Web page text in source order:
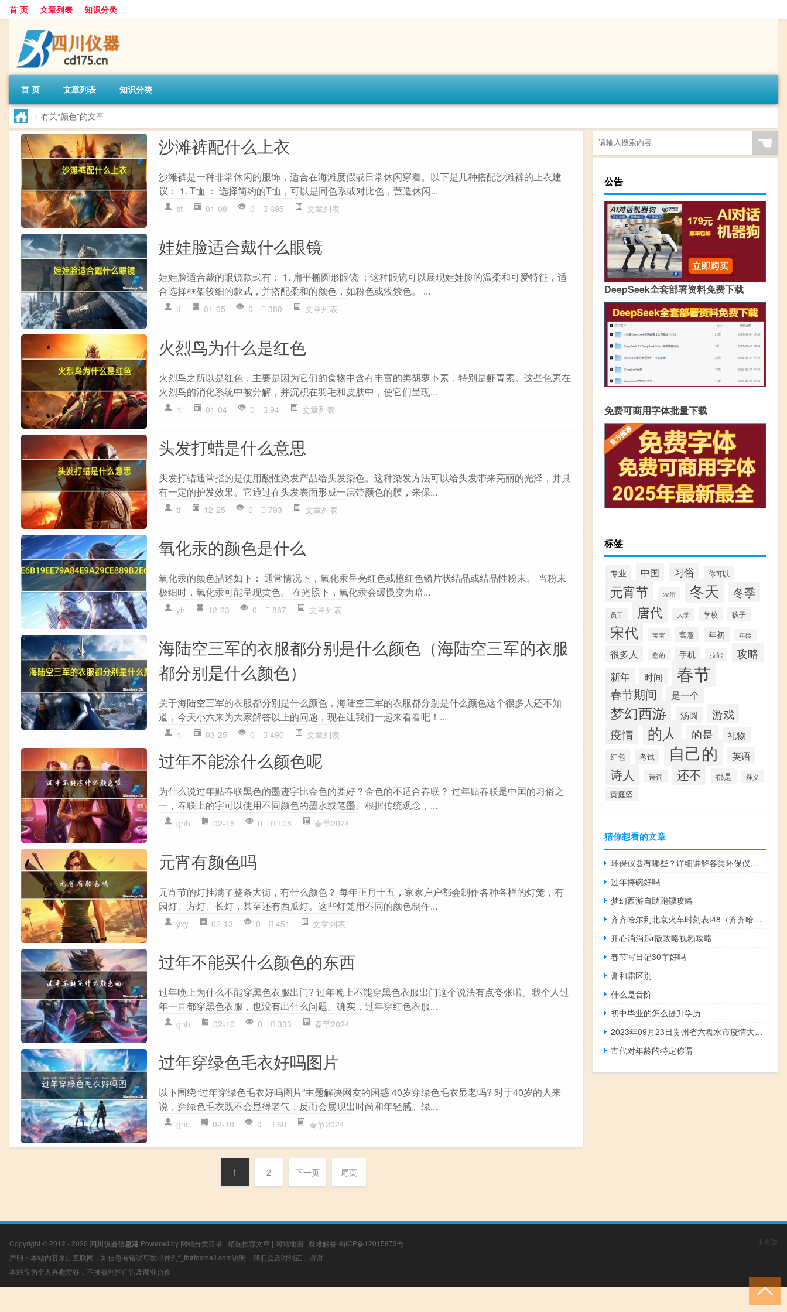
首 页 文章列表 知识分类
首 页 文章列表 知识分类
> 有关“颜色”的文章
沙滩裤配什么上衣
沙滩裤是一种非常休闲的服饰，适合在海滩度假或日常休闲穿着。以下是几种搭配沙滩裤的上衣建
议： 1. T恤 ： 选择简约的T恤，可以是同色系或对比色，营造休闲...
st 01-08 0 695 文章列表
娃娃脸适合戴什么眼镜
娃娃脸适合戴的眼镜款式有： 1. 扁平椭圆形眼镜 ：这种眼镜可以展现娃娃脸的温柔和可爱特征，适
合选择框架较细的款式，并搭配柔和的颜色，如粉色或浅紫色。 ...
tt 01-05 0 380 文章列表
火烈鸟为什么是红色
火烈鸟之所以是红色，主要是因为它们的食物中含有丰富的类胡萝卜素，特别是虾青素。这些色素在
火烈鸟的消化系统中被分解，并沉积在羽毛和皮肤中，使它们呈现...
hl 01-04 0 94 文章列表
头发打蜡是什么意思
头发打蜡通常指的是使用酸性染发产品给头发染色。这种染发方法可以给头发带来亮丽的光泽，并具
有一定的护发效果。它通过在头发表面形成一层带颜色的膜，来保...
tf 12-25 0 793 文章列表
氧化汞的颜色是什么
氧化汞的颜色描述如下： 通常情况下，氧化汞呈亮红色或橙红色鳞片状结晶或结晶性粉末。 当粉末
极细时，氧化汞可能呈现黄色。 在光照下，氧化汞会缓慢变为暗...
yh 12-23 0 887 文章列表
海陆空三军的衣服都分别是什么颜色（海陆空三军的衣服
都分别是什么颜色）
关于海陆空三军的衣服都分别是什么颜色，海陆空三军的衣服都分别是什么颜色这个很多人还不知
道，今天小六来为大家解答以上的问题，现在让我们一起来看看吧！...
hl 03-25 0 490 文章列表
过年不能涂什么颜色呢
为什么说过年贴春联黑色的墨迹字比金色的要好？金色的不适合春联？ 过年贴春联是中国的习俗之
一，春联上的字可以使用不同颜色的墨水或笔墨。根据传统观念，...
gnb 02-15 0 105 春节2024
元宵有颜色吗
元宵节的灯挂满了整条大街，有什么颜色？ 每年正月十五，家家户户都会制作各种各样的灯笼，有
园灯、方灯、长灯，甚至还有西瓜灯。这些灯笼用不同的颜色制作...
yxy 02-13 0 451 文章列表
过年不能买什么颜色的东西
过年晚上为什么不能穿黑色衣服出门? 过年晚上不能穿黑色衣服出门这个说法有点夸张啦。我个人过
年一直都穿黑色衣服，也没有出什么问题。确实，过年穿红色衣服...
gnb 02-10 0 333 春节2024
过年穿绿色毛衣好吗图片
以下围绕“过年穿绿色毛衣好吗图片”主题解决网友的困惑 40岁穿绿色毛衣显老吗? 对于40岁的人来
说，穿绿色毛衣既不会显得老气，反而会展现出时尚和年轻感。绿...
gnc 02-10 0 60 春节2024
1 2 下一页 尾页
☚
公告
DeepSeek全套部署资料免费下载
免费可商用字体批量下载
标签
专业 中国 习俗 你可以
元宵节 农历 冬天 冬季
员工 唐代 大学 学校 孩子
宋代 宝宝 寓意 年初 年龄
很多人 您的 手机 技能 攻略
新年 时间 春节
春节期间 是一个
梦幻西游 汤圆 游戏
疫情 的人 的是 礼物
红包 考试 自己的 英语
诗人 诗词 还不 都是 释义
黄庭坚
猜你想看的文章
环保仪器有哪些？详细讲解各类环保仪器的使用方法
过年摔碗好吗
梦幻西游自助跑镖攻略
齐齐哈尔到北京火车时刻表t48（齐齐哈尔到北京火车时刻表）
开心消消乐r版攻略视频攻略
春节写日记30字好吗
膏和霜区别
什么是音阶
初中毕业的怎么提升学历
2023年09月23日贵州省六盘水市疫情大数据-今日/今天疫情全网搜索最新实时消息动态情况通知播报
古代对年龄的特定称谓
Copyright © 2012 - 2026 四川仪器信息港 Powered by 网站分类目录 | 精选推荐文章 | 网站地图 | 疑难解答 蜀ICP备12015873号
声明：本站内容来自互联网，如信息有错误可发邮件到f_fb#foxmail.com说明，我们会及时纠正，谢谢
本站仅为个人兴趣爱好，不接盈利性广告及商业合作
小男孩